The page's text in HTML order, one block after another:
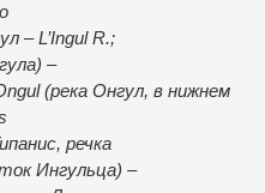
– L’Ingul R.;
–
(река Онгул, в нижнем
речка
Ингульца) –